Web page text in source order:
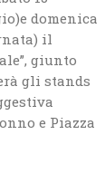
domenica
il
giunto
gli stands
e Piazza